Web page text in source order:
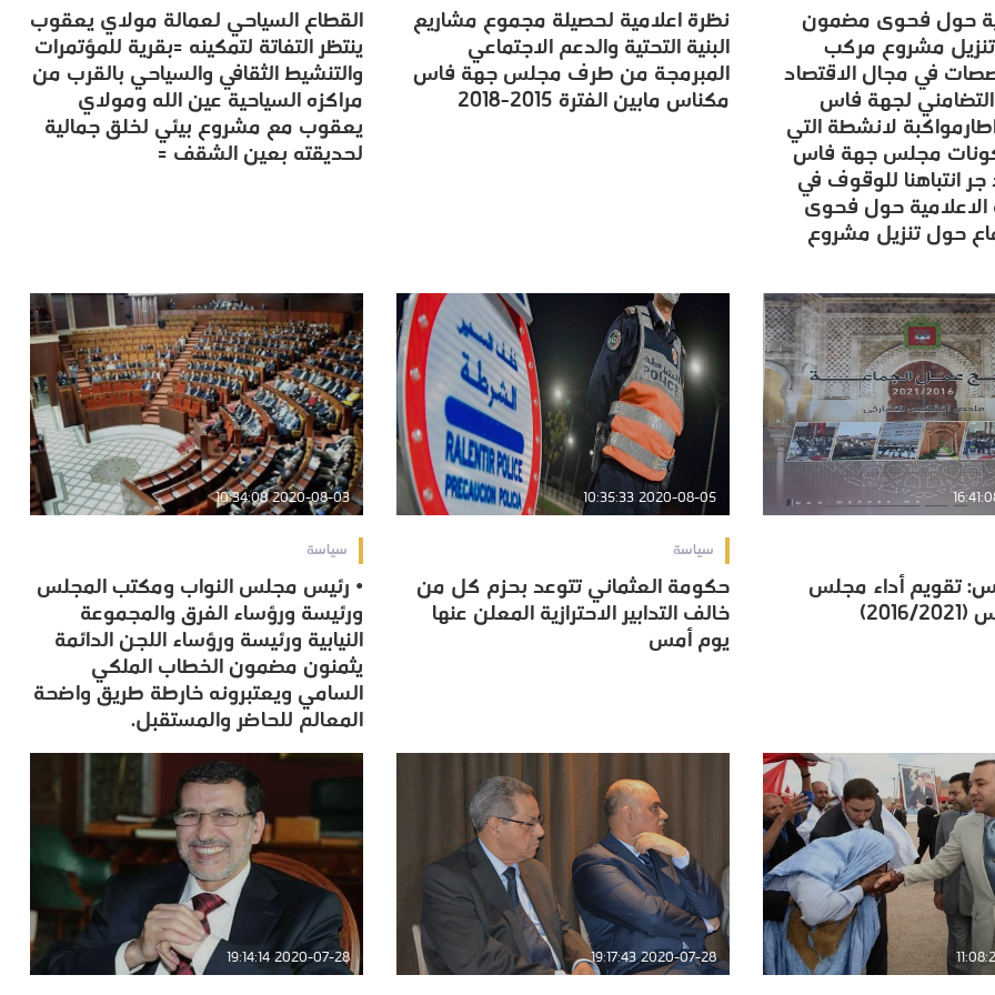
حول فحوى مضمون
مشروع مركب
في مجال الاقتصاد
لجهة فاس
لانشطة التي
مجلس جهة فاس
انتباهنا للوقوف في
الاعلامية حول فحوى
حول تنزيل مشروع
حول فحوى مضمون
مشروع مركب
في مجال الاقتصاد
لجهة فاس
لانشطة التي
مجلس جهة فاس
انتباهنا للوقوف في
الاعلامية حول فحوى
حول تنزيل مشروع
نظرة اعلامية لحصيلة مجموع مشاريع
البنية التحتية والدعم الاجتماعي
المبرمجة من طرف مجلس جهة فاس
مكناس مابين الفترة 2015-2018
نظرة اعلامية لحصيلة مجموع مشاريع
البنية التحتية والدعم الاجتماعي
المبرمجة من طرف مجلس جهة فاس
مكناس مابين الفترة 2015-2018
القطاع السياحي لعمالة مولاي يعقوب
ينتظر التفاتة لتمكينه =بقرية للمؤتمرات
والتنشيط الثقافي والسياحي بالقرب من
مراكزه السياحية عين الله ومولاي
يعقوب مع مشروع بيئي لخلق جمالية
لحديقته بعين الشقف =
القطاع السياحي لعمالة مولاي يعقوب
ينتظر التفاتة لتمكينه =بقرية للمؤتمرات
والتنشيط الثقافي والسياحي بالقرب من
مراكزه السياحية عين الله ومولاي
يعقوب مع مشروع بيئي لخلق جمالية
لحديقته بعين الشقف =
تقويم أداء مجلس
تقويم أداء مجلس
2020-08-05 10:35:33
سياسة
حكومة العثماني تتوعد بحزم كل من
خالف التدابير الاحترازية المعلن عنها
يوم أمس
حكومة العثماني تتوعد بحزم كل من
خالف التدابير الاحترازية المعلن عنها
يوم أمس
2020-08-03 10:34:08
سياسة
• رئيس مجلس النواب ومكتب المجلس
ورئيسة ورؤساء الفرق والمجموعة
النيابية ورئيسة ورؤساء اللجن الدائمة
يثمنون مضمون الخطاب الملكي
السامي ويعتبرونه خارطة طريق واضحة
المعالم للحاضر والمستقبل.
• رئيس مجلس النواب ومكتب المجلس
ورئيسة ورؤساء الفرق والمجموعة
النيابية ورئيسة ورؤساء اللجن الدائمة
يثمنون مضمون الخطاب الملكي
السامي ويعتبرونه خارطة طريق واضحة
المعالم للحاضر والمستقبل.
2020-07-28 19:17:43
2020-07-28 19:14:14